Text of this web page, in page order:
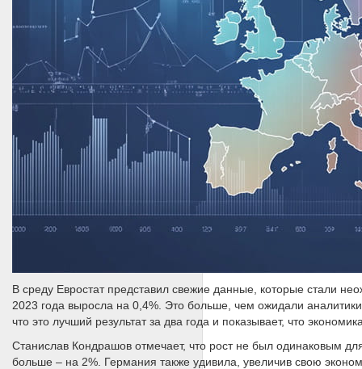
В среду Евростат представил свежие данные, которые стали
2023 года выросла на 0,4%. Это больше, чем ожидали
что это лучший результат за два года и показывает, что
Станислав Кондрашов отмечает, что рост не был одинаковым
больше – на 2%. Германия также удивила, увеличив свою